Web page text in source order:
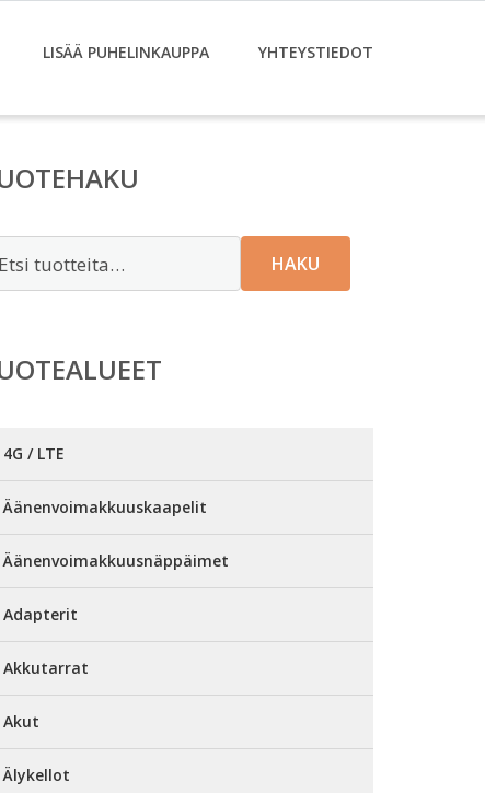
LISÄÄ PUHELINKAUPPA YHTEYSTIEDOT
HAKU
4G / LTE
Äänenvoimakkuuskaapelit
Äänenvoimakkuusnäppäimet
Adapterit
Akkutarrat
Akut
Älykellot